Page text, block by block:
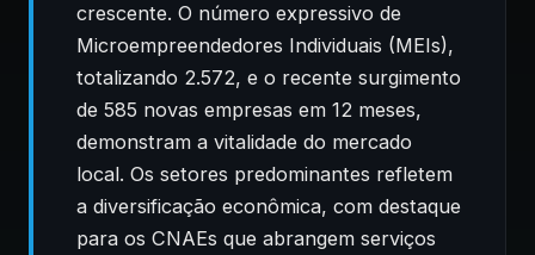
crescente. O número expressivo de
Microempreendedores Individuais (MEIs),
totalizando 2.572, e o recente surgimento
de 585 novas empresas em 12 meses,
demonstram a vitalidade do mercado
local. Os setores predominantes refletem
a diversificação econômica, com destaque
para os CNAEs que abrangem serviços